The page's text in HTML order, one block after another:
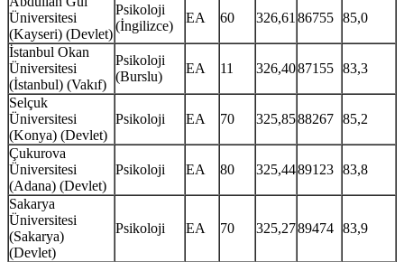
Üniversitesi
(Kayseri) (Devlet)
Psikoloji
(İngilizce)
EA 60 326,6186755 85,0
İstanbul Okan
Üniversitesi
(İstanbul) (Vakıf)
Psikoloji
(Burslu)
EA 11 326,4087155 83,3
Selçuk
Üniversitesi
(Konya) (Devlet)
Psikoloji EA 70 325,8588267 85,2
Çukurova
Üniversitesi
(Adana) (Devlet)
Psikoloji EA 80 325,4489123 83,8
Sakarya
Üniversitesi
(Sakarya)
(Devlet)
Psikoloji EA 70 325,2789474 83,9